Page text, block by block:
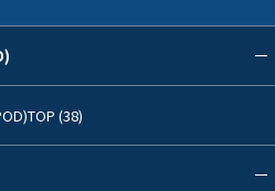
(38)